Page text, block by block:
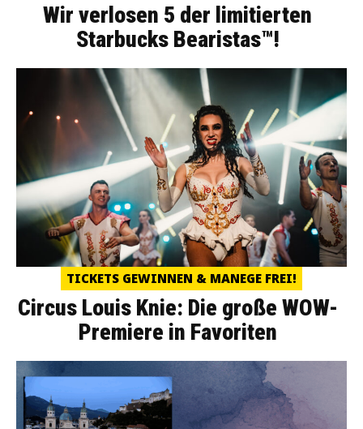
Wir verlosen 5 der limitierten
Starbucks Bearistas™!
TICKETS GEWINNEN & MANEGE FREI!
Circus Louis Knie: Die große WOW-
Premiere in Favoriten